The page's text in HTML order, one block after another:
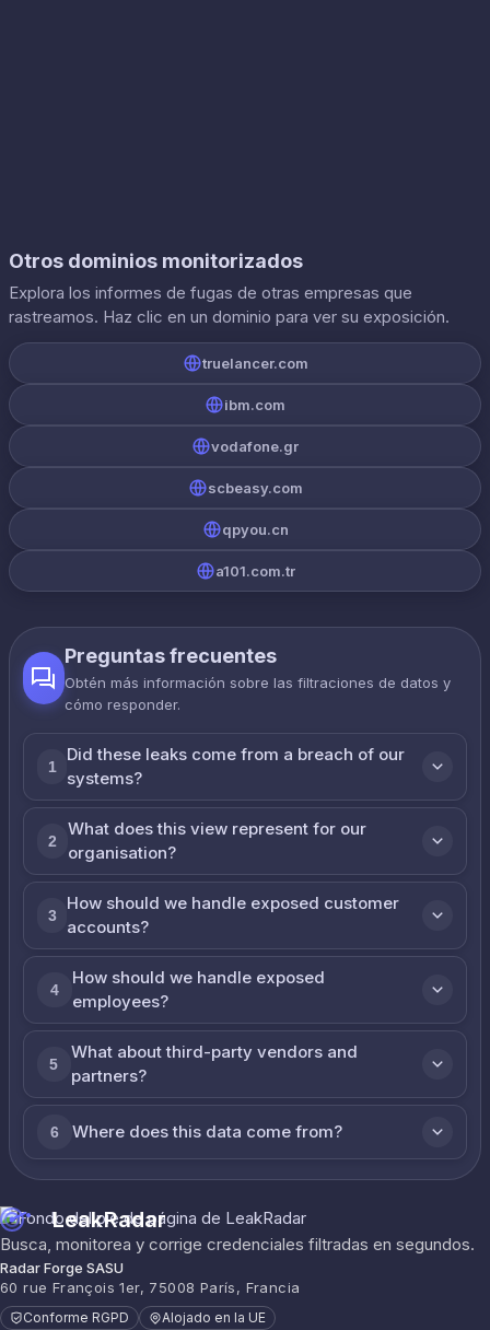
Otros dominios monitorizados
Explora los informes de fugas de otras empresas que
rastreamos. Haz clic en un dominio para ver su exposición.
truelancer.com
ibm.com
vodafone.gr
scbeasy.com
qpyou.cn
a101.com.tr
Preguntas frecuentes
Obtén más información sobre las filtraciones de datos y
cómo responder.
1
Did these leaks come from a breach of our
systems?
2
What does this view represent for our
organisation?
3
How should we handle exposed customer
accounts?
4
How should we handle exposed
employees?
5
What about third-party vendors and
partners?
6 Where does this data come from?
LeakRadar
Busca, monitorea y corrige credenciales filtradas en segundos.
Radar Forge SASU
60 rue François 1er, 75008 París, Francia
Conforme RGPD Alojado en la UE